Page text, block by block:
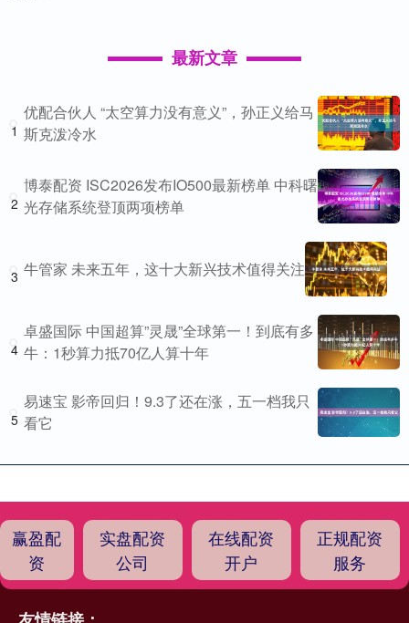
最新文章
1
优配合伙人 “太空算力没有意义”，孙正义给马
斯克泼冷水
2
博泰配资 ISC2026发布IO500最新榜单 中科曙
光存储系统登顶两项榜单
3 牛管家 未来五年，这十大新兴技术值得关注
4
卓盛国际 中国超算”灵晟”全球第一！到底有多
牛：1秒算力抵70亿人算十年
5
易速宝 影帝回归！9.3了还在涨，五一档我只
看它
赢盈配
资
实盘配资
公司
在线配资
开户
正规配资
服务